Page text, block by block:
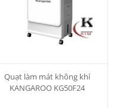
Quạt làm mát không khí
KANGAROO KG50F24